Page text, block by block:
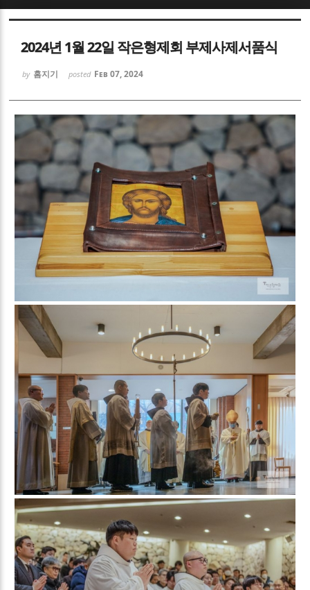
2024년 1월 22일 작은형제회 부제사제서품식
by 홈지기 posted Feb 07, 2024
Sketchbook5, 스케치북5
Sketchbook5, 스케치북5
Sketchbook5, 스케치북5
Sketchbook5, 스케치북5